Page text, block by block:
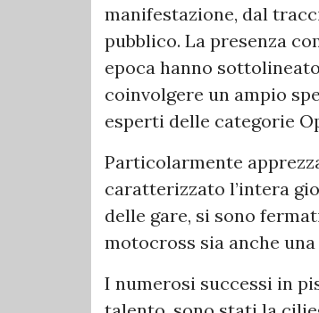
manifestazione, dal
pubblico. La presenza
epoca hanno
coinvolgere un ampio
esperti delle categorie
Particolarmente
caratterizzato l’intera
delle gare, si sono
motocross sia anche
I numerosi successi in